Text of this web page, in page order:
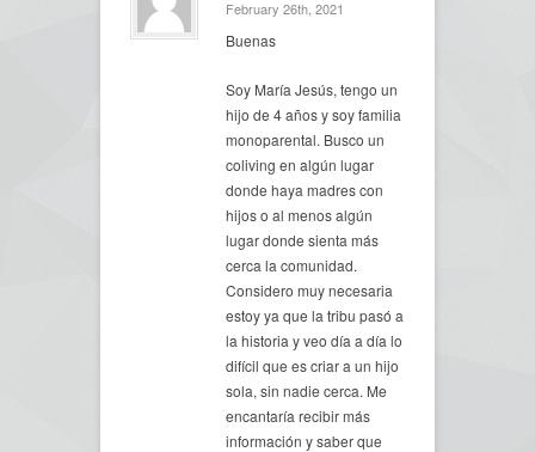
February 26th, 2021
Buenas
Soy María Jesús, tengo un
hijo de 4 años y soy familia
monoparental. Busco un
coliving en algún lugar
donde haya madres con
hijos o al menos algún
lugar donde sienta más
cerca la comunidad.
Considero muy necesaria
estoy ya que la tribu pasó a
la historia y veo día a día lo
difícil que es criar a un hijo
sola, sin nadie cerca. Me
encantaría recibir más
información y saber que